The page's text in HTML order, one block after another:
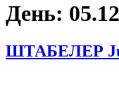
День:
ШТАБЕЛЕР